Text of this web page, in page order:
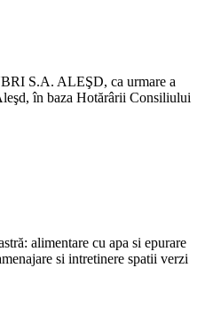
S.A. ALEŞD, ca urmare a
în baza Hotărârii Consiliului
alimentare cu apa si epurare
si intretinere spatii verzi